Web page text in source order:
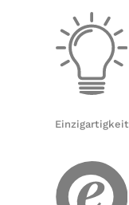
Einzigartigkeit